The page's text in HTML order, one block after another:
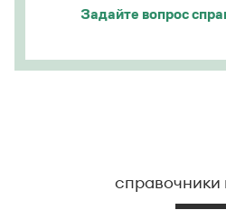
Задайте вопрос
справочники